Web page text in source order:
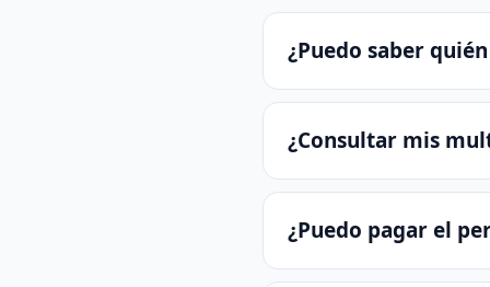
¿Puedo saber
¿Consultar mis
¿Puedo pagar el